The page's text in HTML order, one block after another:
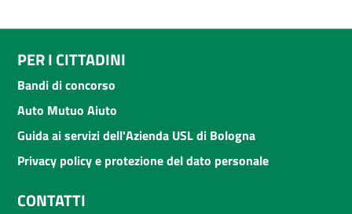
PER I CITTADINI
Bandi di concorso
Auto Mutuo Aiuto
Guida ai servizi dell'Azienda USL di Bologna
Privacy policy e protezione del dato personale
CONTATTI